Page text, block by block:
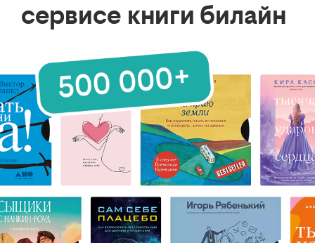
сервисе книги билайн